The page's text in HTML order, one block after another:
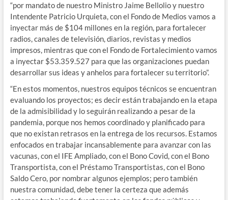
“por mandato de nuestro Ministro Jaime Bellolio y nuestro
Intendente Patricio Urquieta, con el Fondo de Medios vamos a
inyectar más de $104 millones en la región, para fortalecer
radios, canales de televisión, diarios, revistas y medios
impresos, mientras que con el Fondo de Fortalecimiento vamos
a inyectar $53.359.527 para que las organizaciones puedan
desarrollar sus ideas y anhelos para fortalecer su territorio”.
“En estos momentos, nuestros equipos técnicos se encuentran
evaluando los proyectos; es decir están trabajando en la etapa
de la admisibilidad y lo seguirán realizando a pesar de la
pandemia, porque nos hemos coordinado y planificado para
que no existan retrasos en la entrega de los recursos. Estamos
enfocados en trabajar incansablemente para avanzar con las
vacunas, con el IFE Ampliado, con el Bono Covid, con el Bono
Transportista, con el Préstamo Transportistas, con el Bono
Saldo Cero, por nombrar algunos ejemplos; pero también
nuestra comunidad, debe tener la certeza que además